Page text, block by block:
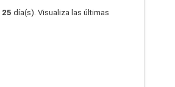
25 día(s). Visualiza las últimas